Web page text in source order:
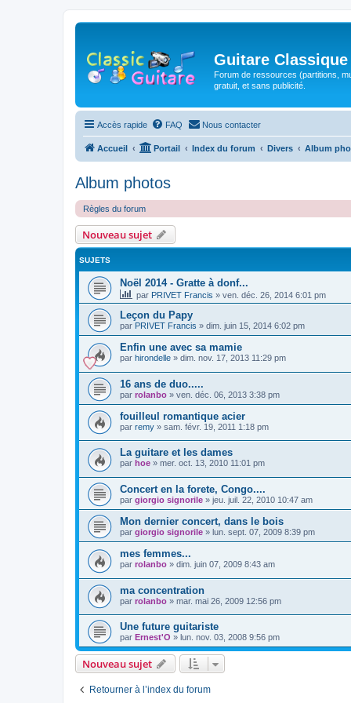
Guitare Classique
Forum de ressources (partitions,
gratuit, et sans publicité.
Accès rapide FAQ Nous contacter
Accueil Portail Index du forum Divers Album
Album photos
Règles du forum
Nouveau sujet
SUJETS
Noël 2014 - Gratte à donf...
par PRIVET Francis » ven. déc. 26, 2014 6:01 pm
Leçon du Papy
par PRIVET Francis » dim. juin 15, 2014 6:02 pm
Enfin une avec sa mamie
par hirondelle » dim. nov. 17, 2013 11:29 pm
16 ans de duo.....
par rolanbo » ven. déc. 06, 2013 3:38 pm
fouilleul romantique acier
par remy » sam. févr. 19, 2011 1:18 pm
La guitare et les dames
par hoe » mer. oct. 13, 2010 11:01 pm
Concert en la forete, Congo....
par giorgio signorile » jeu. juil. 22, 2010 10:47 am
Mon dernier concert, dans le bois
par giorgio signorile » lun. sept. 07, 2009 8:39 pm
mes femmes...
par rolanbo » dim. juin 07, 2009 8:43 am
ma concentration
par rolanbo » mar. mai 26, 2009 12:56 pm
Une future guitariste
par Ernest'O » lun. nov. 03, 2008 9:56 pm
Nouveau sujet
Retourner à l’index du forum